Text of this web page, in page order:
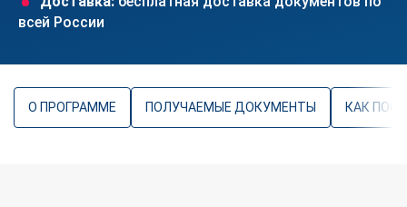
всей России
О ПРОГРАММЕ ПОЛУЧАЕМЫЕ ДОКУМЕНТЫ КАК